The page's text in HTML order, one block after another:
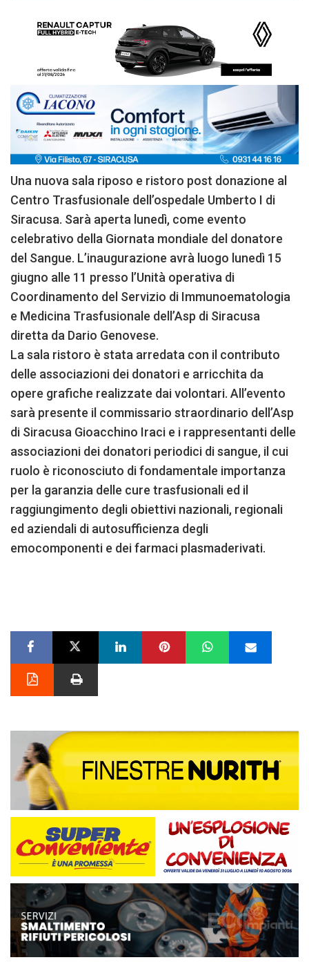
Una nuova sala riposo e ristoro post donazione al
Centro Trasfusionale dell’ospedale Umberto I di
Siracusa. Sarà aperta lunedì, come evento
celebrativo della Giornata mondiale del donatore
del Sangue. L’inaugurazione avrà luogo lunedì 15
giugno alle 11 presso l’Unità operativa di
Coordinamento del Servizio di Immunoematologia
e Medicina Trasfusionale dell’Asp di Siracusa
diretta da Dario Genovese.
La sala ristoro è stata arredata con il contributo
delle associazioni dei donatori e arricchita da
opere grafiche realizzate dai volontari. All’evento
sarà presente il commissario straordinario dell’Asp
di Siracusa Gioacchino Iraci e i rappresentanti delle
associazioni dei donatori periodici di sangue, il cui
ruolo è riconosciuto di fondamentale importanza
per la garanzia delle cure trasfusionali ed il
raggiungimento degli obiettivi nazionali, regionali
ed aziendali di autosufficienza degli
emocomponenti e dei farmaci plasmaderivati.